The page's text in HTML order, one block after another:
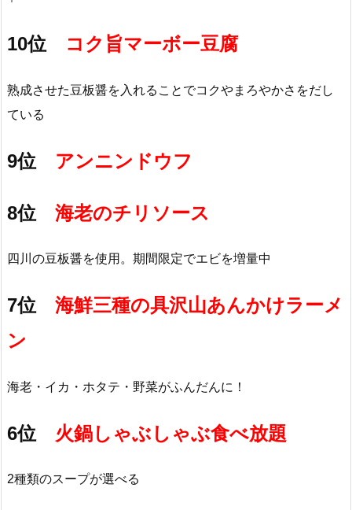
10位 コク旨マーボー豆腐
熟成させた豆板醤を入れることでコクやまろやかさをだし
ている
9位 アンニンドウフ
8位 海老のチリソース
四川の豆板醤を使用。期間限定でエビを増量中
7位 海鮮三種の具沢山あんかけラーメ
ン
海老・イカ・ホタテ・野菜がふんだんに！
6位 火鍋しゃぶしゃぶ食べ放題
2種類のスープが選べる